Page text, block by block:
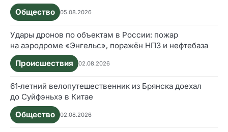
Общество
05.08.2026
Удары дронов по объектам в России: пожар
на аэродроме «Энгельс», поражён НПЗ и нефтебаза
Происшествия
02.08.2026
61‑летний велопутешественник из Брянска доехал
до Суйфэньхэ в Китае
Общество
02.08.2026